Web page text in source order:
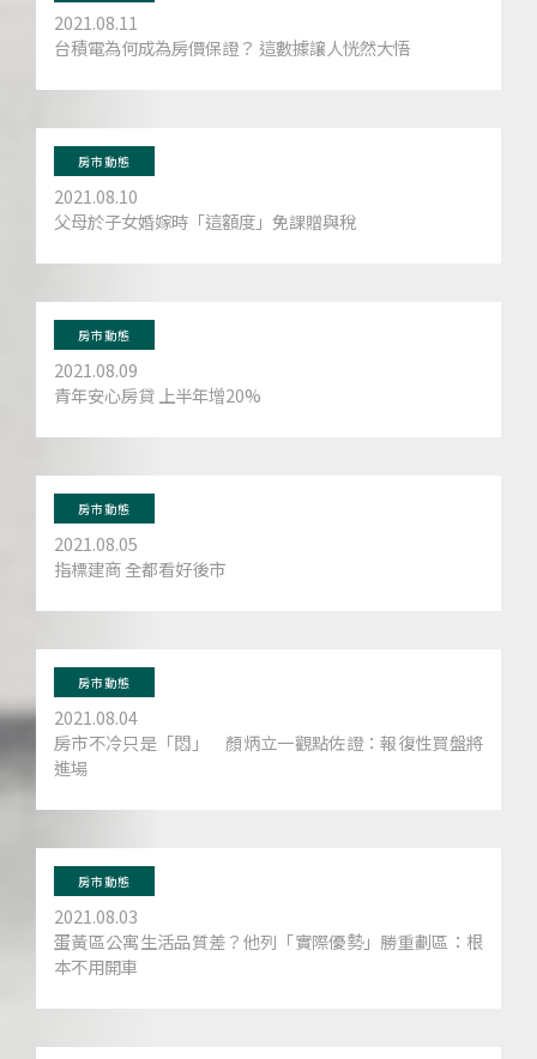
2021.08.11
台積電為何成為房價保證？ 這數據讓人恍然大悟
房市動態
2021.08.10
父母於子女婚嫁時「這額度」免課贈與稅
房市動態
2021.08.09
青年安心房貸 上半年增20%
房市動態
2021.08.05
指標建商 全都看好後市
房市動態
2021.08.04
房市不冷只是「悶」 顏炳立一觀點佐證：報復性買盤將
進場
房市動態
2021.08.03
蛋黃區公寓生活品質差？他列「實際優勢」勝重劃區：根
本不用開車